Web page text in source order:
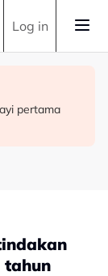
Log in
melalui
lakukan
pertama
tahun